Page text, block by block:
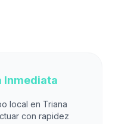
Inmediata
local en Triana
con rapidez